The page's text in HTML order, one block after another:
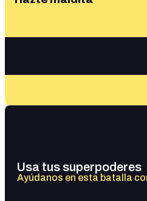
Usa tus superpoderes
Ayúdanos en esta batalla